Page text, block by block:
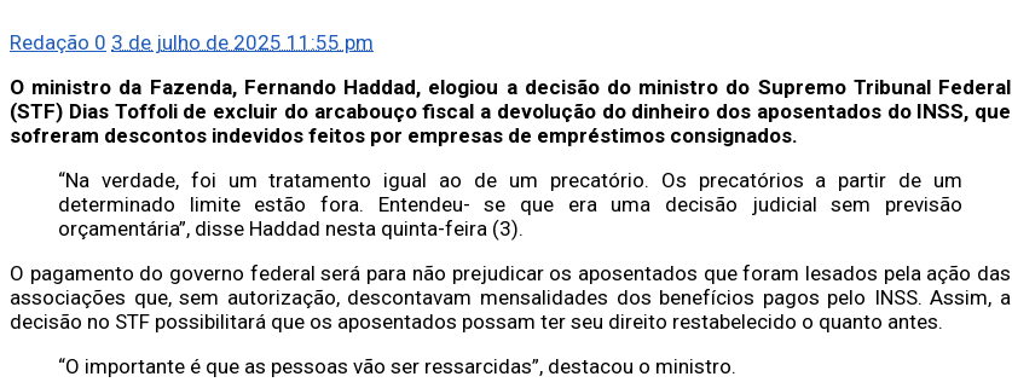
Redação 0 3 de julho de 2025 11:55 pm
O ministro da Fazenda, Fernando Haddad, elogiou a decisão do ministro do Supremo Tribunal Federal
(STF) Dias Toffoli de excluir do arcabouço fiscal a devolução do dinheiro dos aposentados do INSS, que
sofreram descontos indevidos feitos por empresas de empréstimos consignados.
“Na verdade, foi um tratamento igual ao de um precatório. Os precatórios a partir de um
determinado limite estão fora. Entendeu- se que era uma decisão judicial sem previsão
orçamentária”, disse Haddad nesta quinta-feira (3).
O pagamento do governo federal será para não prejudicar os aposentados que foram lesados pela ação das
associações que, sem autorização, descontavam mensalidades dos benefícios pagos pelo INSS. Assim, a
decisão no STF possibilitará que os aposentados possam ter seu direito restabelecido o quanto antes.
“O importante é que as pessoas vão ser ressarcidas”, destacou o ministro.